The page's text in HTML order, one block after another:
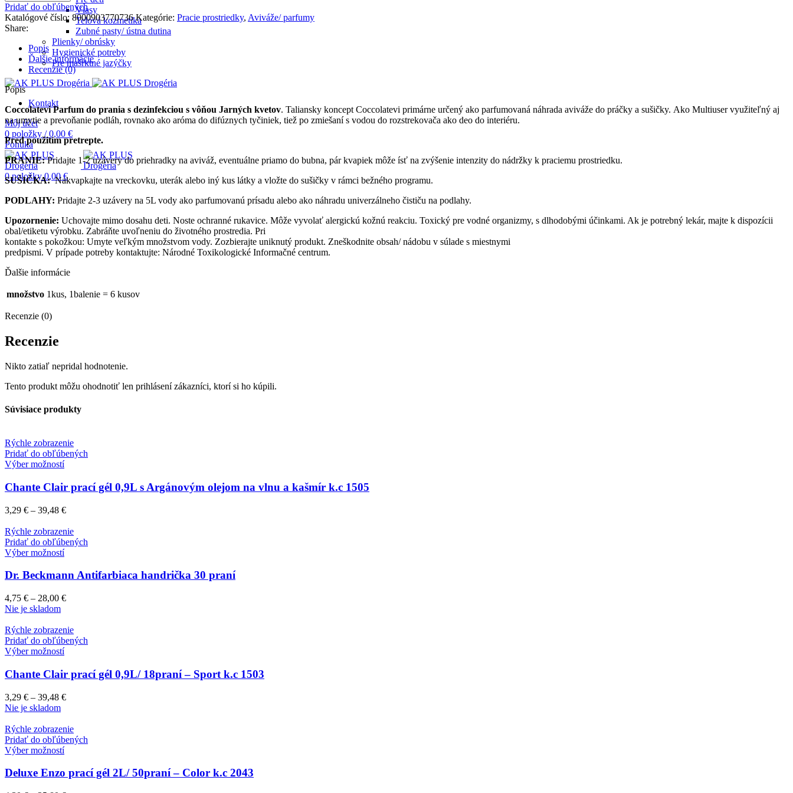
Vlasy
Telová kozmetika
Zubné pasty/ ústna dutina
Plienky/ obrúsky
Hygienické potreby
Pre mašrktné jazýčky
Kontakt
Môj účet
0 položky / 0,00 €
Ponuka
0položky 0,00€
Pridať do obľúbených
Katalógové číslo: 8000903770736Kategórie: Pracie prostriedky, Aviváže/ parfumy
Share:
Popis
Ďalšie informácie
Recenzie (0)
Popis
Coccolatevi Parfum do prania s dezinfekciou s vôňou Jarných kvetov. Taliansky koncept Coccolatevi primárne určený ako parfumovaná náhrada aviváže do práčky a sušičky. Ako Multiuser využiteľný aj
na umytie a prevoňanie podláh, rovnako ako aróma do difúznych tyčiniek, tiež po zmiešaní s vodou do rozstrekovača ako deo do interiéru.
Pred použitím pretrepte.
PRANIE:Pridajte 1-2 uzávery do priehradky na aviváž, eventuálne priamo do bubna, pár kvapiek môže ísť na zvýšenie intenzity do nádržky k praciemu prostriedku.
SUŠIČKA:Nakvapkajte na vreckovku, uterák alebo iný kus látky a vložte do sušičky v rámci bežného programu.
PODLAHY: Pridajte 2-3 uzávery na 5L vody ako parfumovanú prísadu alebo ako náhradu univerzálneho čističu na podlahy.
Upozornenie: Uchovajte mimo dosahu deti. Noste ochranné rukavice. Môže vyvolať alergickú kožnú reakciu. Toxický pre vodné organizmy, s dlhodobými účinkami. Ak je potrebný lekár, majte k dispozícii
obal/etiketu výrobku. Zabráňte uvoľneniu do životného prostredia. Pri
kontakte s pokožkou: Umyte veľkým množstvom vody. Zozbierajte uniknutý produkt. Zneškodnite obsah/ nádobu v súlade s miestnymi
predpismi. V prípade potreby kontaktujte: Národné Toxikologické Informačné centrum.
Ďalšie informácie
množstvo 1kus, 1balenie = 6 kusov
Recenzie (0)
Recenzie
Nikto zatiaľ nepridal hodnotenie.
Tento produkt môžu ohodnotiť len prihlásení zákazníci, ktorí si ho kúpili.
Súvisiace produkty
Rýchle zobrazenie
Pridať do obľúbených
Výber možností
Chante Clair prací gél 0,9L s Argánovým olejom na vlnu a kašmír k.c 1505
3,29 € – 39,48 €
Rýchle zobrazenie
Pridať do obľúbených
Výber možností
Dr. Beckmann Antifarbiaca handrička 30 praní
4,75 € – 28,00 €
Nie je skladom
Rýchle zobrazenie
Pridať do obľúbených
Výber možností
Chante Clair prací gél 0,9L/ 18praní – Sport k.c 1503
3,29 € – 39,48 €
Nie je skladom
Rýchle zobrazenie
Pridať do obľúbených
Výber možností
Deluxe Enzo prací gél 2L/ 50praní – Color k.c 2043